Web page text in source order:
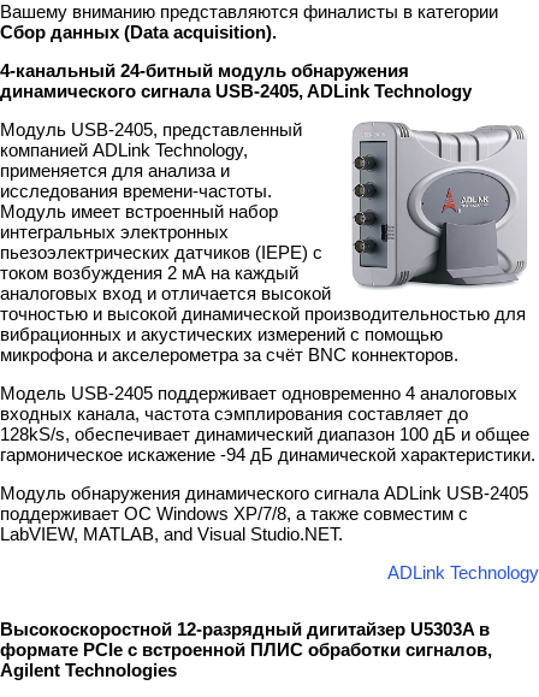
Вашему вниманию представляются финалисты в категории
Сбор данных (Data acquisition).
4-канальный 24-битный модуль обнаружения
динамического сигнала USB-2405, ADLink Technology
Модуль USB-2405, представленный
компанией ADLink Technology,
применяется для анализа и
исследования времени-частоты.
Модуль имеет встроенный набор
интегральных электронных
пьезоэлектрических датчиков (IEPE) с
током возбуждения 2 мА на каждый
аналоговых вход и отличается высокой
точностью и высокой динамической производительностью для
вибрационных и акустических измерений с помощью
микрофона и акселерометра за счёт BNC коннекторов.
Модель USB-2405 поддерживает одновременно 4 аналоговых
входных канала, частота сэмплирования составляет до
128kS/s, обеспечивает динамический диапазон 100 дБ и общее
гармоническое искажение -94 дБ динамической характеристики.
Модуль обнаружения динамического сигнала ADLink USB-2405
поддерживает ОС Windows XP/7/8, а также совместим с
LabVIEW, MATLAB, and Visual Studio.NET.
ADLink Technology
Высокоскоростной 12-разрядный дигитайзер U5303A в
формате PCIe с встроенной ПЛИС обработки сигналов,
Agilent Technologies